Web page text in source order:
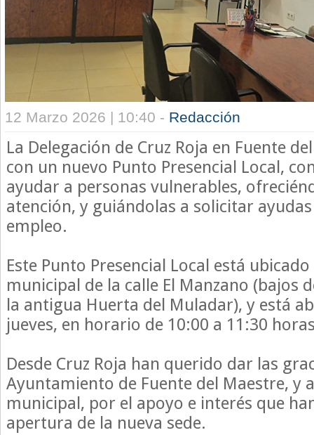
12 Marzo 2026 | 10:40 - Redacción
La Delegación de Cruz Roja en Fuente
con un nuevo Punto Presencial Local,
ayudar a personas vulnerables,
atención, y guiándolas a solicitar
empleo.
Este Punto Presencial Local está
municipal de la calle El Manzano (bajos
la antigua Huerta del Muladar), y está
jueves, en horario de 10:00 a 11:30
Desde Cruz Roja han querido dar las
Ayuntamiento de Fuente del Maestre, y
municipal, por el apoyo e interés que
apertura de la nueva sede.